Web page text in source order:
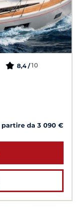
8,4 /10
partire da 3 090 €